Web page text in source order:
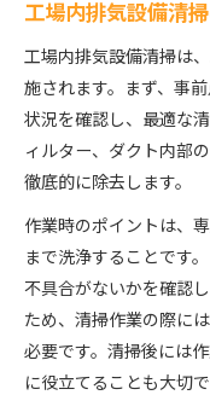
マンションや飲
工場内排気
排気口清掃
る
飲食店の排
マンション
は
工場内排気
大阪府特有の排
工場内排気
工場内排気設備清
工場内排気設備清掃は
施されます。まず、事
状況を確認し、最適な
ィルター、ダクト内部
徹底的に除去します。
作業時のポイントは、
まで洗浄することです
不具合がないかを確認
ため、清掃作業の際に
必要です。清掃後には
に役立てることも大切で